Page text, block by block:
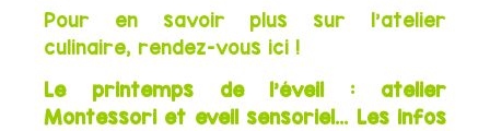
Pour en savoir plus sur l’atelier
culinaire, rendez-vous ici !
Le printemps de l’éveil : atelier
Montessori et eveil sensoriel… Les infos